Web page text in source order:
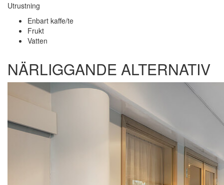
Utrustning
Enbart kaffe/te
Frukt
Vatten
NÄRLIGGANDE ALTERNATIV